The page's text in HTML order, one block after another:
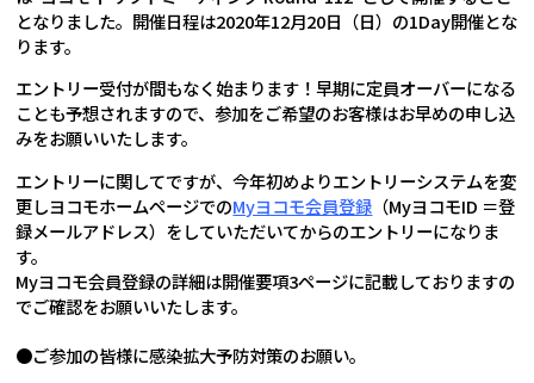
となりました。開催日程は2020年12月20日（日）の1Day開催とな
ります。
エントリー受付が間もなく始まります！早期に定員オーバーになる
ことも予想されますので、参加をご希望のお客様はお早めの申し込
みをお願いいたします。
エントリーに関してですが、今年初めよりエントリーシステムを変
更しヨコモホームページでのMyヨコモ会員登録 （MyヨコモID ＝登
録メールアドレス）をしていただいてからのエントリーになりま
す。
Myヨコモ会員登録の詳細は開催要項3ページに記載しておりますの
でご確認をお願いいたします。
●ご参加の皆様に感染拡大予防対策のお願い。